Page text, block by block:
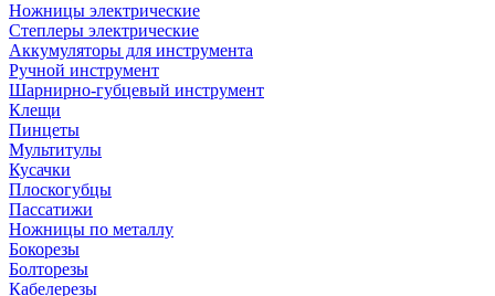
Ножницы электрические
Степлеры электрические
Аккумуляторы для инструмента
Ручной инструмент
Шарнирно-губцевый инструмент
Клещи
Пинцеты
Мультитулы
Кусачки
Плоскогубцы
Пассатижи
Ножницы по металлу
Бокорезы
Болторезы
Кабелерезы